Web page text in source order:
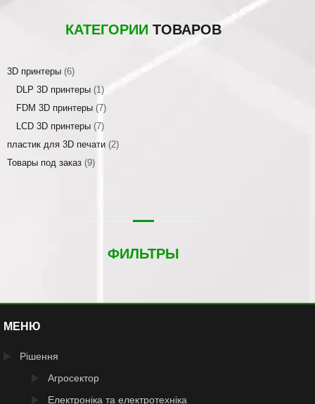
КАТЕГОРИИ ТОВАРОВ
3D принтеры (6)
DLP 3D принтеры (1)
FDM 3D принтеры (7)
LCD 3D принтеры (7)
пластик для 3D печати (2)
Товары под заказ (9)
ФИЛЬТРЫ
МЕНЮ
Рішення
Агросектор
Електроніка та електротехніка